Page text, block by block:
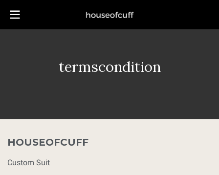
termscondition
HOUSEOFCUFF
Custom Suit